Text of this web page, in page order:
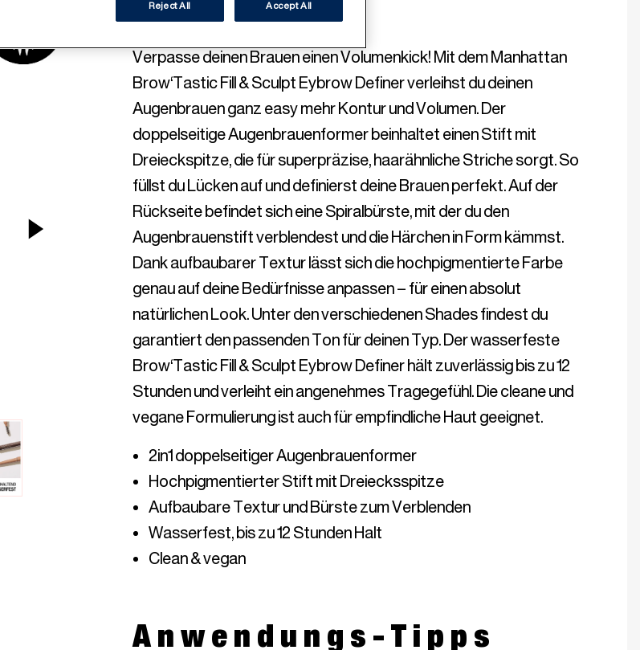
DEFINER
Verpasse deinen Brauen einen Volumenkick! Mit dem Manhattan
Brow‘Tastic Fill & Sculpt Eybrow Definer verleihst du deinen
Augenbrauen ganz easy mehr Kontur und Volumen. Der
doppelseitige Augenbrauenformer beinhaltet einen Stift mit
Dreieckspitze, die für superpräzise, haarähnliche Striche sorgt. So
füllst du Lücken auf und definierst deine Brauen perfekt. Auf der
Rückseite befindet sich eine Spiralbürste, mit der du den
Augenbrauenstift verblendest und die Härchen in Form kämmst.
Dank aufbaubarer Textur lässt sich die hochpigmentierte Farbe
genau auf deine Bedürfnisse anpassen – für einen absolut
natürlichen Look. Unter den verschiedenen Shades findest du
garantiert den passenden Ton für deinen Typ. Der wasserfeste
Brow‘Tastic Fill & Sculpt Eybrow Definer hält zuverlässig bis zu 12
Stunden und verleiht ein angenehmes Tragegefühl. Die cleane und
Anwendungs-Tipps
Reject All Accept All